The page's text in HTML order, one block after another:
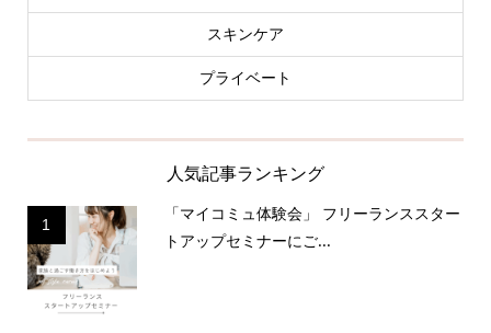
スキンケア
プライベート
人気記事ランキング
1
「マイコミュ体験会」 フリーランススター
トアップセミナーにご...